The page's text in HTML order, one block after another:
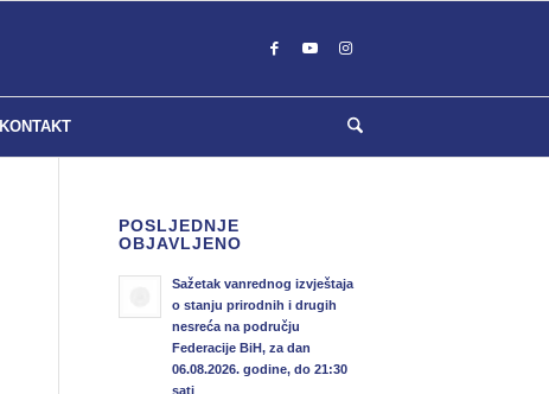
KONTAKT
POSLJEDNJE
OBJAVLJENO
Sažetak vanrednog izvještaja
o stanju prirodnih i drugih
nesreća na području
Federacije BiH, za dan
06.08.2026. godine, do 21:30
sati